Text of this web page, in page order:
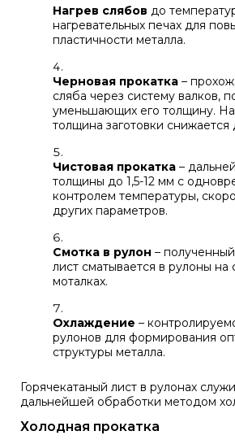
Нагрев слябов до
нагревательных печах для
пластичности металла.
Черновая прокатка –
сляба через систему валков,
уменьшающих его толщину. На
толщина заготовки снижается
Чистовая прокатка –
толщины до 1,5-12 мм с
контролем температуры,
других параметров.
Смотка в рулон –
лист сматывается в рулоны на
моталках.
Охлаждение –
рулонов для формирования
структуры металла.
Горячекатаный лист в рулонах
дальнейшей обработки методом
Холодная прокатка